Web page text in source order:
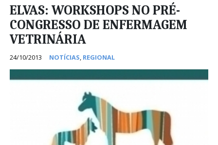
ELVAS: WORKSHOPS NO PRÉ-
CONGRESSO DE ENFERMAGEM
VETRINÁRIA
24/10/2013 NOTÍCIAS, REGIONAL